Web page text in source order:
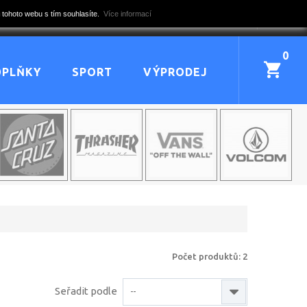
webu s tím souhlasíte. Více informací
0
SPORT VÝPRODEJ
Počet produktů: 2
Seřadit podle --